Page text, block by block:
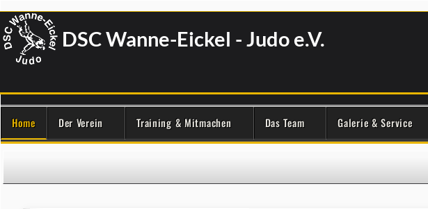
DSC Wanne-Eickel - Judo e.V.
Home Der Verein Training & Mitmachen Das Team Galerie & Service